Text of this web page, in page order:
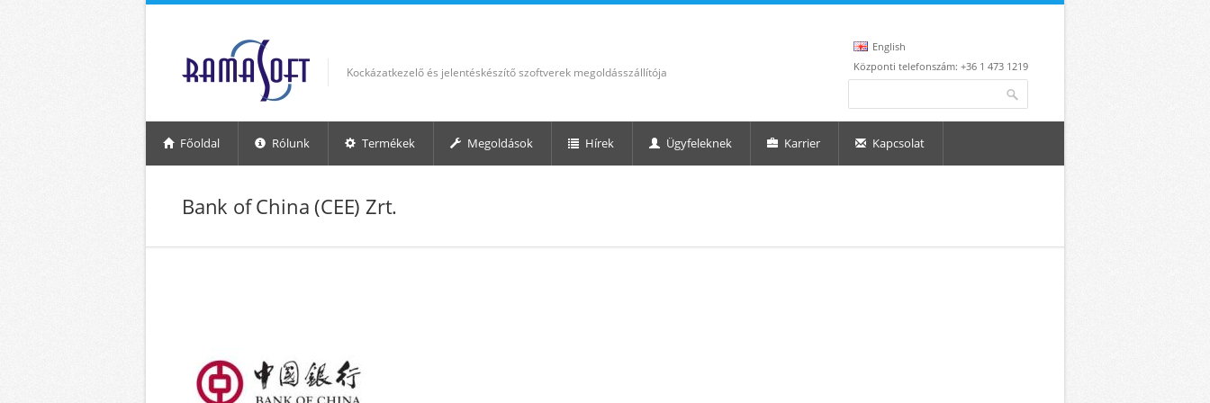
Kockázatkezelő és jelentéskészítő szoftverek megoldásszállítója
English
Központi telefonszám: +36 1 473 1219
Főoldal Rólunk Termékek Megoldások Hírek Ügyfeleknek Karrier Kapcsolat
Bank of China (CEE) Zrt.